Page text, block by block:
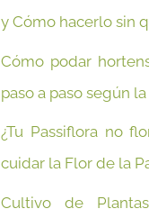
y Cómo hacerlo sin
Cómo podar
paso a paso según
¿Tu Passiflora no
cuidar la Flor de la
Cultivo de